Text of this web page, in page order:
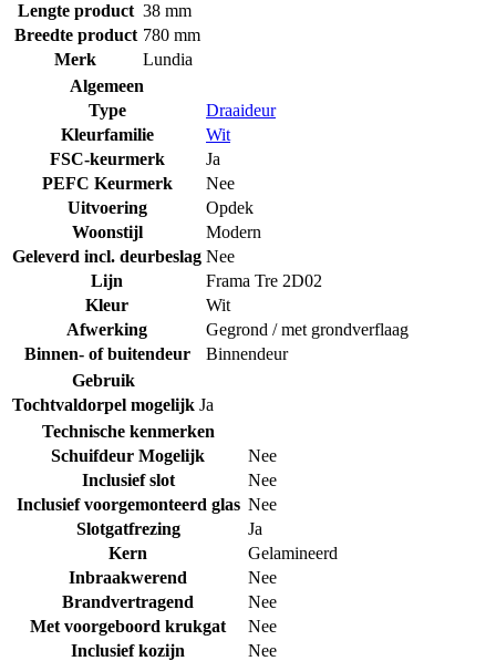
Lengte product 38 mm
Breedte product 780 mm
Merk
Lundia
Algemeen
Type
Draaideur
Kleurfamilie
Wit
FSC-keurmerk
Ja
PEFC Keurmerk
Nee
Uitvoering
Opdek
Woonstijl
Modern
Geleverd incl. deurbeslag Nee
Lijn
Frama Tre 2D02
Kleur
Wit
Afwerking
Gegrond / met grondverflaag
Binnen- of buitendeur
Binnendeur
Gebruik
Tochtvaldorpel mogelijk Ja
Technische kenmerken
Schuifdeur Mogelijk
Nee
Inclusief slot
Nee
Inclusief voorgemonteerd glas Nee
Slotgatfrezing
Ja
Kern
Gelamineerd
Inbraakwerend
Nee
Brandvertragend
Nee
Met voorgeboord krukgat
Nee
Inclusief kozijn
Nee